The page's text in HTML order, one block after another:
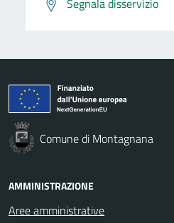
Comune di Montagnana
AMMINISTRAZIONE
Aree amministrative